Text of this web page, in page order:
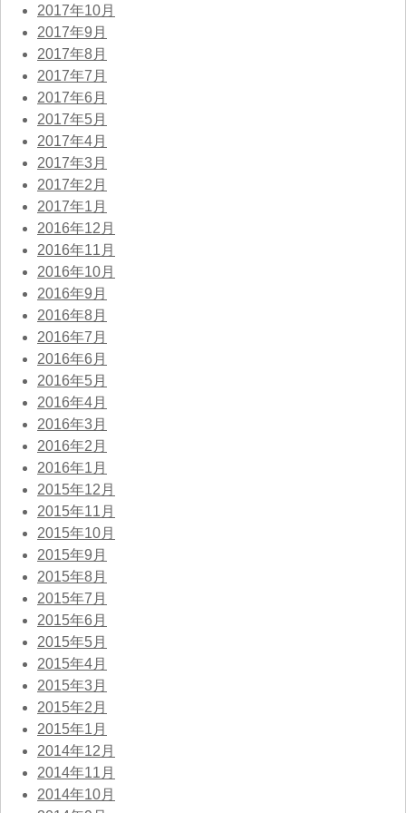
2017年10月
2017年9月
2017年8月
2017年7月
2017年6月
2017年5月
2017年4月
2017年3月
2017年2月
2017年1月
2016年12月
2016年11月
2016年10月
2016年9月
2016年8月
2016年7月
2016年6月
2016年5月
2016年4月
2016年3月
2016年2月
2016年1月
2015年12月
2015年11月
2015年10月
2015年9月
2015年8月
2015年7月
2015年6月
2015年5月
2015年4月
2015年3月
2015年2月
2015年1月
2014年12月
2014年11月
2014年10月